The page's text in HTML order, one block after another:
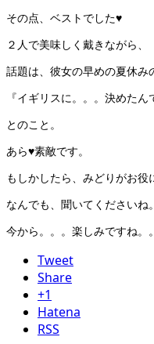
その点、ベストでした♥
２人で美味しく戴きながら、
話題は、彼女の早めの夏休み
『イギリスに。。。決めたん
とのこと。
あら♥素敵です。
もしかしたら、みどりがお役
なんでも、聞いてくださいね
今から。。。楽しみですね。
Tweet
Share
+1
Hatena
RSS